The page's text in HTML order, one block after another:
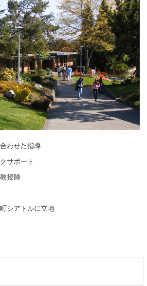
わせた指導
サポート
授陣
シアトルに立地